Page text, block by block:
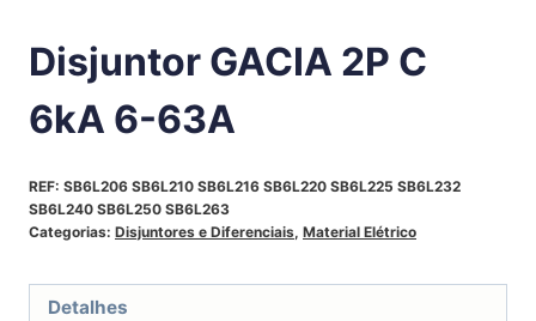
Disjuntor GACIA 2P C
6kA 6-63A
REF: SB6L206 SB6L210 SB6L216 SB6L220 SB6L225 SB6L232
SB6L240 SB6L250 SB6L263
Categorias: Disjuntores e Diferenciais, Material Elétrico
Detalhes